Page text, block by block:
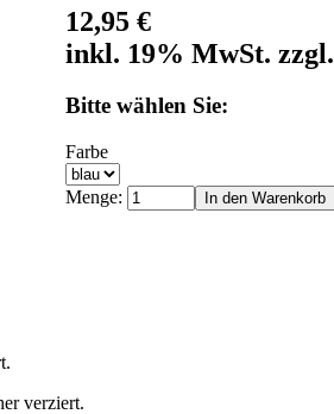
12,95 €
inkl. 19% MwSt. zzgl.
Bitte wählen Sie:
Farbe
Menge:
verziert.